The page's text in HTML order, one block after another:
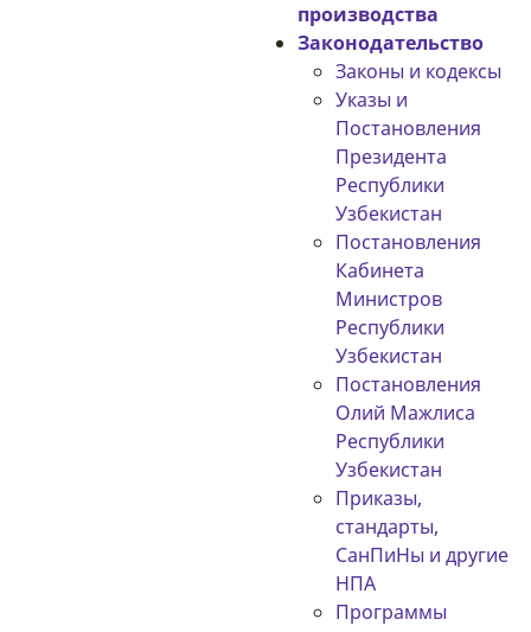
производства
Законодательство
Законы и кодексы
Указы и
Постановления
Президента
Республики
Узбекистан
Постановления
Кабинета
Министров
Республики
Узбекистан
Постановления
Олий Мажлиса
Республики
Узбекистан
Приказы,
стандарты,
СанПиНы и другие
НПА
Программы